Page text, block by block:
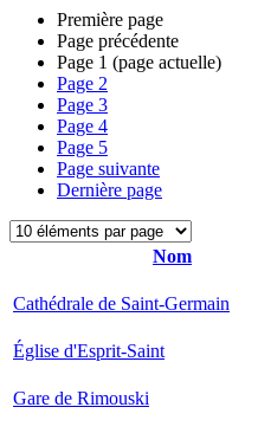
Première page
Page précédente
Page 1 (page actuelle)
Page 2
Page 3
Page 4
Page 5
Page suivante
Dernière page
Nom
Cathédrale de Saint-Germain
Église d'Esprit-Saint
Gare de Rimouski